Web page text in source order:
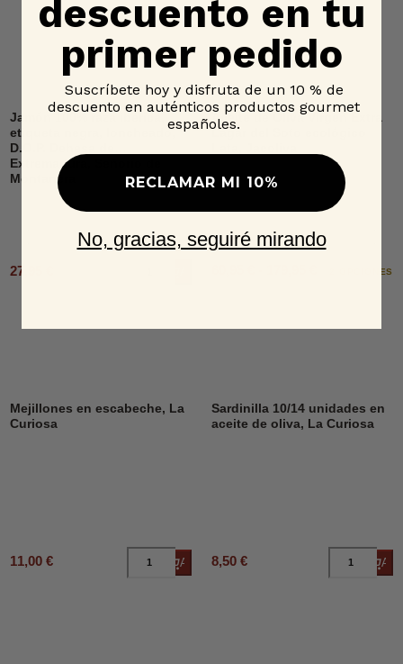
Jamón 100% raza ibérica,
etiqueta negra, loncheado,
D.O.P. Dehesa de
Extremadura, Señorío de
Montanera
27,95 €
Aceite de Oliva Virgen Extra
Lagar del Soto ecológico
2 OPCIONES
Mejillones en escabeche, La
Curiosa
11,00 € Añadir al carrito
Sardinilla 10/14 unidades en
aceite de oliva, La Curiosa
8,50 €
descuento en tu
primer pedido
Suscríbete hoy y disfruta de un 10 % de
descuento en auténticos productos gourmet
españoles.
RECLAMAR MI 10%
No, gracias, seguiré mirando